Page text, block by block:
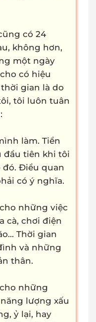
có 24
không hơn,
một ngày
có hiệu
gian là do
tôi luôn tuân
làm. Tiền
đầu tiên khi tôi
đó. Điều quan
có ý nghĩa.
những việc
cà, chơi điện
Thời gian
và những
thân.
những
lượng xấu
ỷ lại, hay